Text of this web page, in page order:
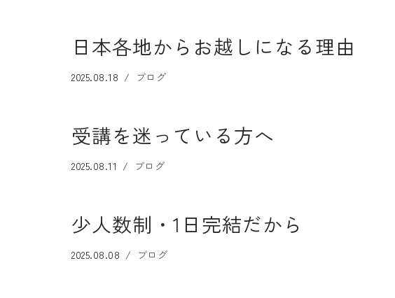
日本各地からお越しになる理由
2025.08.18 ブログ
受講を迷っている方へ
2025.08.11 ブログ
少人数制・1日完結だから
2025.08.08 ブログ